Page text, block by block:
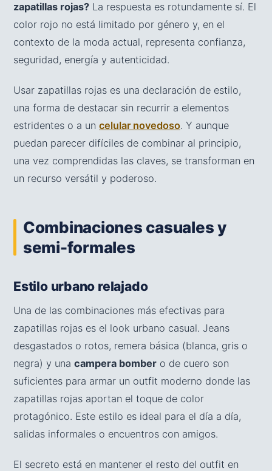
zapatillas rojas? La respuesta es rotundamente sí. El
color rojo no está limitado por género y, en el
contexto de la moda actual, representa confianza,
seguridad, energía y autenticidad.
Usar zapatillas rojas es una declaración de estilo,
una forma de destacar sin recurrir a elementos
estridentes o a un celular novedoso. Y aunque
puedan parecer difíciles de combinar al principio,
una vez comprendidas las claves, se transforman en
un recurso versátil y poderoso.
Combinaciones casuales y
semi-formales
Estilo urbano relajado
Una de las combinaciones más efectivas para
zapatillas rojas es el look urbano casual. Jeans
desgastados o rotos, remera básica (blanca, gris o
negra) y una campera bomber o de cuero son
suficientes para armar un outfit moderno donde las
zapatillas rojas aportan el toque de color
protagónico. Este estilo es ideal para el día a día,
salidas informales o encuentros con amigos.
El secreto está en mantener el resto del outfit en